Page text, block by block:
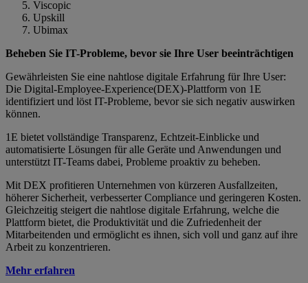
Viscopic
Upskill
Ubimax
Beheben Sie IT-Probleme, bevor sie Ihre User beeinträchtigen
Gewährleisten Sie eine nahtlose digitale Erfahrung für Ihre User:
Die Digital-Employee-Experience(DEX)-Plattform von 1E
identifiziert und löst IT-Probleme, bevor sie sich negativ auswirken
können.
1E bietet vollständige Transparenz, Echtzeit-Einblicke und
automatisierte Lösungen für alle Geräte und Anwendungen und
unterstützt IT-Teams dabei, Probleme proaktiv zu beheben.
Mit DEX profitieren Unternehmen von kürzeren Ausfallzeiten,
höherer Sicherheit, verbesserter Compliance und geringeren Kosten.
Gleichzeitig steigert die nahtlose digitale Erfahrung, welche die
Plattform bietet, die Produktivität und die Zufriedenheit der
Mitarbeitenden und ermöglicht es ihnen, sich voll und ganz auf ihre
Arbeit zu konzentrieren.
Mehr erfahren